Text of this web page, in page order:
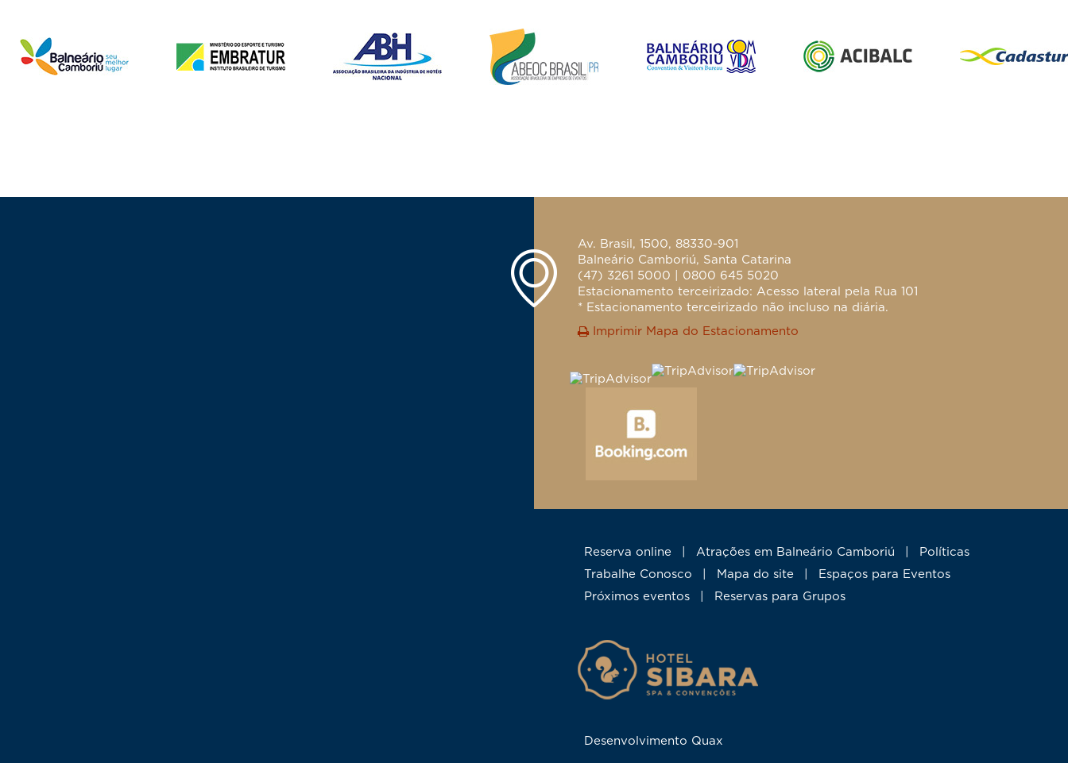
Av. Brasil, 1500, 88330-901
Balneário Camboriú, Santa Catarina
(47) 3261 5000 | 0800 645 5020
Estacionamento terceirizado: Acesso lateral pela Rua 101
* Estacionamento terceirizado não incluso na diária.
Imprimir Mapa do Estacionamento
Reserva online Atrações em Balneário Camboriú
Políticas
Trabalhe Conosco
mapa do site
Espaços para Eventos
Próximos eventos
Reservas para Grupos
Desenvolvimento Quax